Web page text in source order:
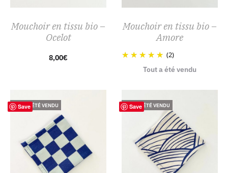
Mouchoir en tissu bio –
Ocelot
8,00€
Mouchoir en tissu bio –
Amore
(2)
Tout a été vendu
Save
TOUT A ÉTÉ VENDU Save
TOUT A ÉTÉ VENDU